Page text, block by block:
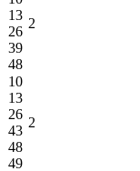
13
26
39
48
2
10
13
26
43
48
49
2